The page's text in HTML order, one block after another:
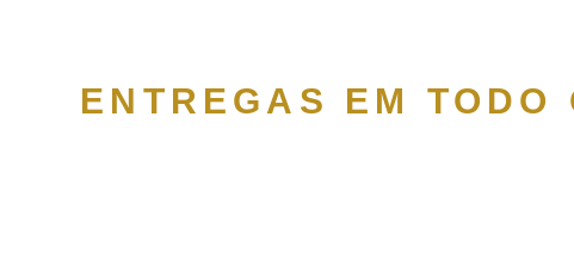
ENTREGAS EM TODO